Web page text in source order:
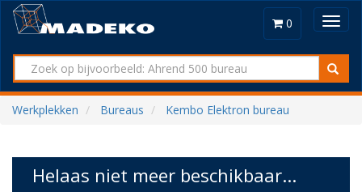
0
Werkplekken Bureaus Kembo Elektron bureau
Helaas niet meer beschikbaar...